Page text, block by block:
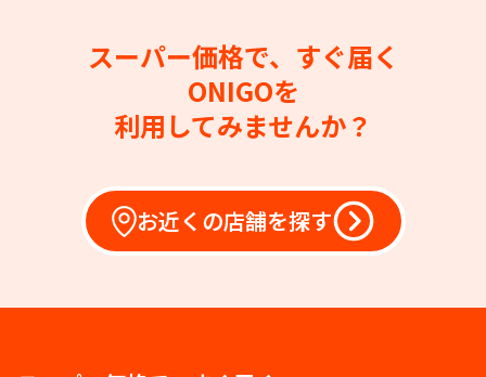
スーパー価格で、すぐ届く
ONIGOを
利用してみませんか？
お近くの店舗を探す